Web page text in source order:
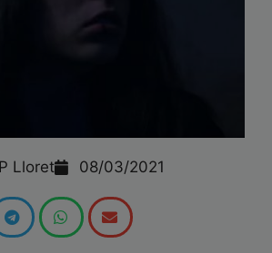
Lloret 08/03/2021